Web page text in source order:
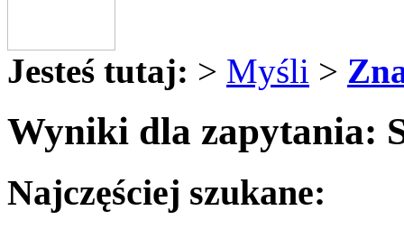
Jesteś tutaj: > Myśli >
Wyniki dla zapytania:
Najczęściej szukane: